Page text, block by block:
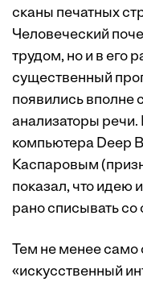
сканы печатных
Человеческий
трудом, но и в его
существенный
появились вполне
анализаторы
компьютера Deep
Каспаровым
показал, что идею
рано списывать со
Тем не менее само
«искусственный